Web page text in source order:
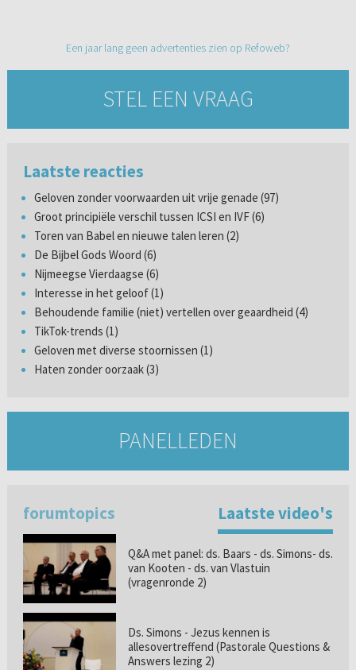
Een jaar lang geen advertenties zien op Refoweb?
STEL EEN VRAAG
Laatste reacties
Geloven zonder voorwaarden uit vrije genade (97)
Groot principiële verschil tussen ICSI en IVF (6)
Toren van Babel en nieuwe talen leren (2)
De Bijbel Gods Woord (6)
Nijmeegse Vierdaagse (6)
Interesse in het geloof (1)
Behoudende familie (niet) vertellen over geaardheid (4)
TikTok-trends (1)
Geloven met diverse stoornissen (1)
Haten zonder oorzaak (3)
PANELLEDEN
forumtopics Laatste video's
Q&A met panel: ds. Baars - ds. Simons- ds.
van Kooten - ds. van Vlastuin
(vragenronde 2)
Ds. Simons - Jezus kennen is
allesovertreffend (Pastorale Questions &
Answers lezing 2)